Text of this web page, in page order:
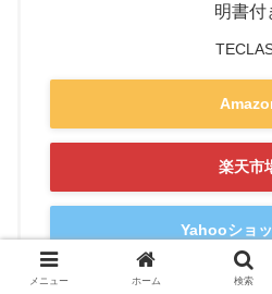
明書付
楽天市
Yahooショ
メニュー ホーム 検索